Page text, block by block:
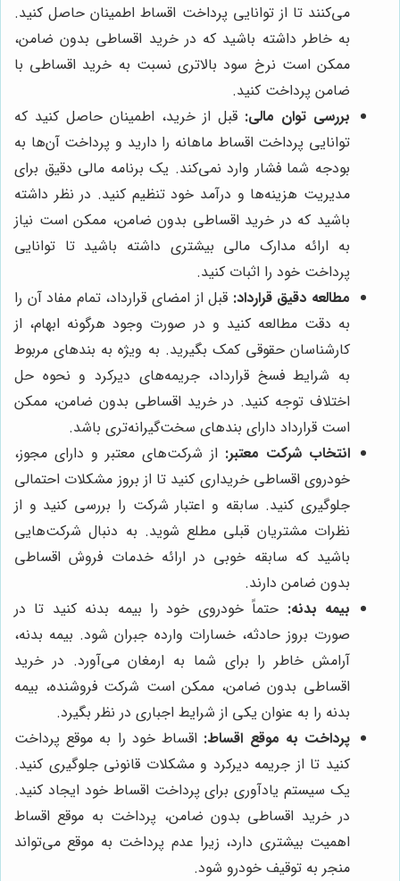
می‌کنند تا از توانایی پرداخت اقساط اطمینان حاصل کنید.
به خاطر داشته باشید که در خرید اقساطی بدون ضامن،
ممکن است نرخ سود بالاتری نسبت به خرید اقساطی با
ضامن پرداخت کنید.
بررسی توان مالی: قبل از خرید، اطمینان حاصل کنید که
توانایی پرداخت اقساط ماهانه را دارید و پرداخت آن‌ها به
بودجه شما فشار وارد نمی‌کند. یک برنامه مالی دقیق برای
مدیریت هزینه‌ها و درآمد خود تنظیم کنید. در نظر داشته
باشید که در خرید اقساطی بدون ضامن، ممکن است نیاز
به ارائه مدارک مالی بیشتری داشته باشید تا توانایی
پرداخت خود را اثبات کنید.
مطالعه دقیق قرارداد: قبل از امضای قرارداد، تمام مفاد آن را
به دقت مطالعه کنید و در صورت وجود هرگونه ابهام، از
کارشناسان حقوقی کمک بگیرید. به ویژه به بندهای مربوط
به شرایط فسخ قرارداد، جریمه‌های دیرکرد و نحوه حل
اختلاف توجه کنید. در خرید اقساطی بدون ضامن، ممکن
است قرارداد دارای بندهای سخت‌گیرانه‌تری باشد.
انتخاب شرکت معتبر: از شرکت‌های معتبر و دارای مجوز،
خودروی اقساطی خریداری کنید تا از بروز مشکلات احتمالی
جلوگیری کنید. سابقه و اعتبار شرکت را بررسی کنید و از
نظرات مشتریان قبلی مطلع شوید. به دنبال شرکت‌هایی
باشید که سابقه خوبی در ارائه خدمات فروش اقساطی
بدون ضامن دارند.
بیمه بدنه: حتماً خودروی خود را بیمه بدنه کنید تا در
صورت بروز حادثه، خسارات وارده جبران شود. بیمه بدنه،
آرامش خاطر را برای شما به ارمغان می‌آورد. در خرید
اقساطی بدون ضامن، ممکن است شرکت فروشنده، بیمه
بدنه را به عنوان یکی از شرایط اجباری در نظر بگیرد.
پرداخت به موقع اقساط: اقساط خود را به موقع پرداخت
کنید تا از جریمه دیرکرد و مشکلات قانونی جلوگیری کنید.
یک سیستم یادآوری برای پرداخت اقساط خود ایجاد کنید.
در خرید اقساطی بدون ضامن، پرداخت به موقع اقساط
اهمیت بیشتری دارد، زیرا عدم پرداخت به موقع می‌تواند
منجر به توقیف خودرو شود.